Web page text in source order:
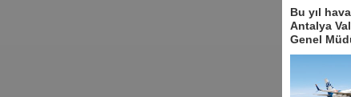
Bu yıl
Antalya
Genel